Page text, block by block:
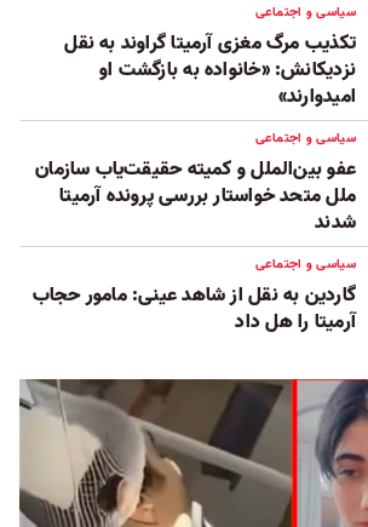
سیاسی و اجتماعی
تکذیب مرگ مغزی آرمیتا گراوند به نقل
نزدیکانش: «خانواده‌ به بازگشت او
امیدوارند»
سیاسی و اجتماعی
عفو بین‌الملل و کمیته حقیقت‌یاب سازمان
ملل متحد خواستار بررسی پرونده آرمیتا
شدند
سیاسی و اجتماعی
گاردین به نقل از شاهد عینی: مامور حجاب
آرمیتا را هل داد